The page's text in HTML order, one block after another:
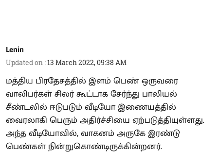
Lenin
Updated on :13 March 2022, 09:38 AM
மத்திய பிரதேசத்தில் இளம் பெண் ஒருவரை
வாலிபர்கள் சிலர் கூட்டாக சேர்ந்து பாலியல்
சீண்டலில் ஈடுபடும் வீடியோ இணையத்தில்
வைரலாகி பெரும் அதிர்ச்சியை ஏற்படுத்தியுள்ளது.
அந்த வீடியோவில், வாகனம் அருகே இரண்டு
பெண்கள் நின்றுகொண்டிருக்கின்றனர்.